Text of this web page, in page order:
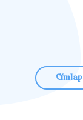
Címlap